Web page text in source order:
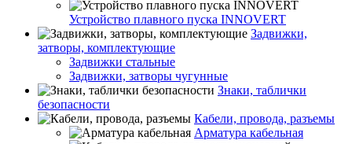
Устройство плавного пуска INNOVERT
Задвижки,
затворы, комплектующие
Задвижки стальные
Задвижки, затворы чугунные
Знаки, таблички
безопасности
Кабели, провода, разъемы
Арматура кабельная